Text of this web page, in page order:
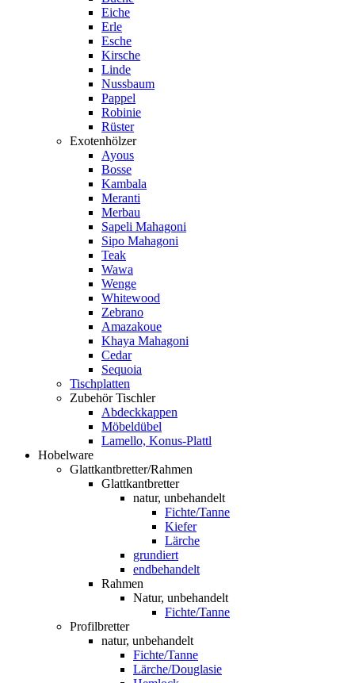
Eiche
Erle
Esche
Kirsche
Linde
Nussbaum
Pappel
Robinie
Rüster
Exotenhölzer
Ayous
Bosse
Kambala
Meranti
Merbau
Sapeli Mahagoni
Sipo Mahagoni
Teak
Wawa
Wenge
Whitewood
Zebrano
Amazakoue
Khaya Mahagoni
Cedar
Sequoia
Tischplatten
Zubehör Tischler
Abdeckkappen
Möbeldübel
Lamello, Konus-Plattl
Hobelware
Glattkantbretter/Rahmen
Glattkantbretter
natur, unbehandelt
Fichte/Tanne
Kiefer
Lärche
grundiert
endbehandelt
Rahmen
Natur, unbehandelt
Fichte/Tanne
Profilbretter
natur, unbehandelt
Fichte/Tanne
Lärche/Douglasie